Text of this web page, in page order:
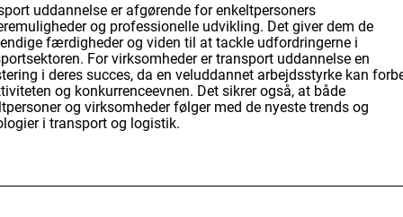
uddannelse er afgørende for enkeltpersoners
og professionelle udvikling. Det giver dem de
færdigheder og viden til at tackle udfordringerne i
For virksomheder er transport uddannelse en
i deres succes, da en veluddannet arbejdsstyrke kan
og konkurrenceevnen. Det sikrer også, at både
og virksomheder følger med de nyeste trends og
i transport og logistik.